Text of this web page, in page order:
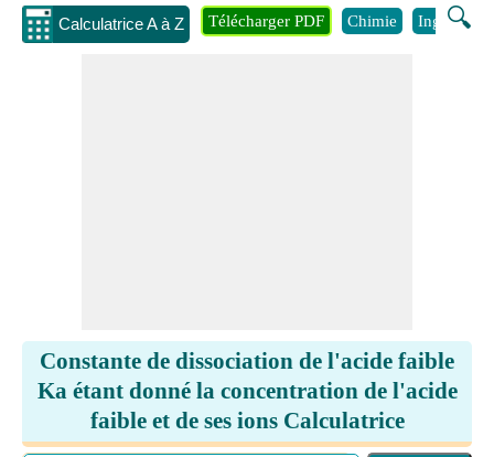
Calculatrice A à Z 🔍
Télécharger PDF Chimie Ingénierie
Constante de dissociation de l'acide faible
Ka étant donné la concentration de l'acide
faible et de ses ions Calculatrice